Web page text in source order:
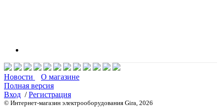
Новости
О магазине
Полная версия
Вход /Регистрация
© Интернет-магазин электрооборудования Gira, 2026